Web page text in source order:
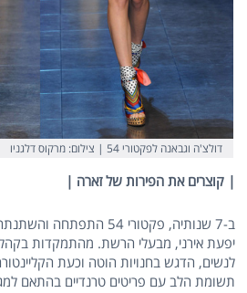
דולצ'ה וגבאנה לפקטורי 54 | צילום: ‎מרקוס דלגניו
| קוצרים את הפירות של זארה |
ב-7 שנותיה, פקטורי 54
יפעת אירני, מבעלי הרשת. מהתמקדות בקהל
לנשים, הדגש בחנויות הוטה וכעת
תשומת הלב עם פריטים טרנדיים בהתאם